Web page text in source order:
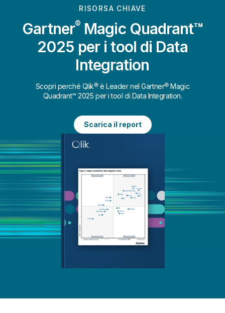
RISORSA CHIAVE
Gartner® Magic Quadrant™
2025 per i tool di Data
Integration
Scopri perché Qlik® è Leader nel Gartner® Magic
Quadrant™ 2025 per i tool di Data Integration.
Scarica il report